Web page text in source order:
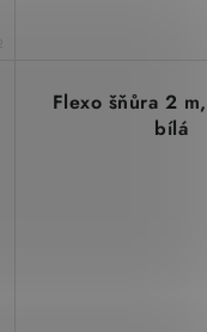
Flexo šňůra 2
bílá